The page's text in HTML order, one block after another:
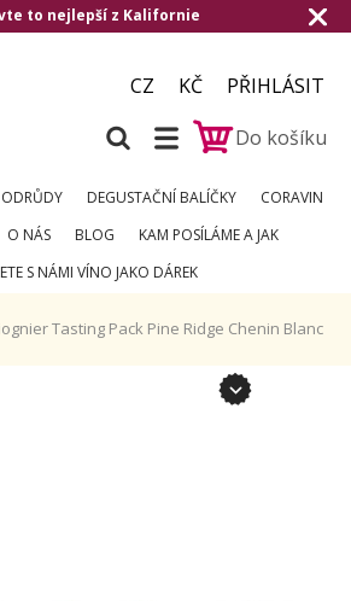
to nejlepší z Kalifornie
CZ KČ
PŘIHLÁSIT
Do košíku
ODRŮDY DEGUSTAČNÍ BALÍČKY
CORAVIN
O NÁS BLOG
KAM POSÍLÁME A JAK
S NÁMI VÍNO JAKO DÁREK
Tasting Pack Pine Ridge Chenin Blanc